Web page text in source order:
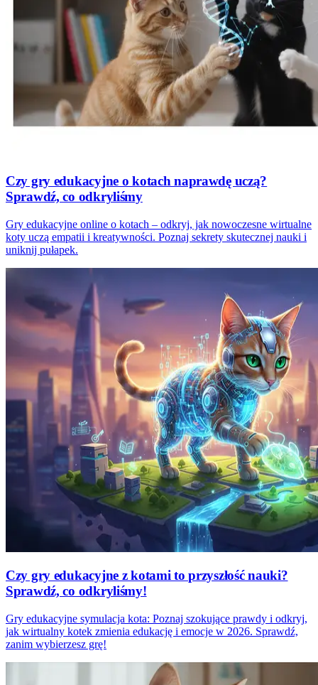
Czy gry edukacyjne o kotach naprawdę uczą?
Sprawdź, co odkryliśmy
Gry edukacyjne online o kotach – odkryj, jak nowoczesne wirtualne
koty uczą empatii i kreatywności. Poznaj sekrety skutecznej nauki i
uniknij pułapek.
Czy gry edukacyjne z kotami to przyszłość nauki?
Sprawdź, co odkryliśmy!
Gry edukacyjne symulacja kota: Poznaj szokujące prawdy i odkryj,
jak wirtualny kotek zmienia edukację i emocje w 2026. Sprawdź,
zanim wybierzesz grę!